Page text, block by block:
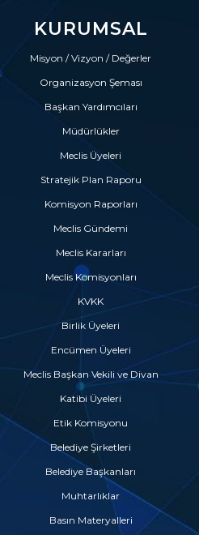
KURUMSAL
Misyon / Vizyon / Değerler
Organizasyon Şeması
Başkan Yardımcıları
Müdürlükler
Meclis Üyeleri
Stratejik Plan Raporu
Komisyon Raporları
Meclis Gündemi
Meclis Kararları
Meclis Komisyonları
KVKK
Birlik Üyeleri
Encümen Üyeleri
Meclis Başkan Vekili ve Divan
Katibi Üyeleri
Etik Komisyonu
Belediye Şirketleri
Belediye Başkanları
Muhtarlıklar
Basın Materyalleri